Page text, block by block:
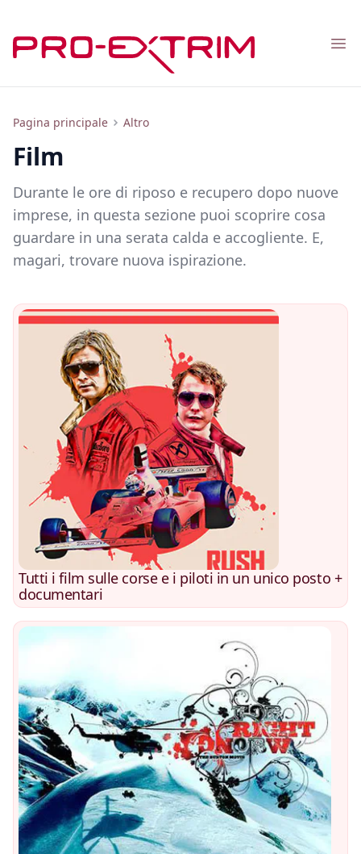
Pagina principale Altro
Film
Film
Durante le ore di riposo e recupero dopo nuove
imprese, in questa sezione puoi scoprire cosa
guardare in una serata calda e accogliente. E,
magari, trovare nuova ispirazione.
Tutti i film sulle corse e i piloti in un unico posto +
documentari